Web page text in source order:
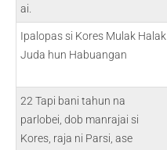
ai.
Ipalopas si Kores Mulak Halak
Juda hun Habuangan
22 Tapi bani tahun na
parlobei, dob manrajai si
Kores, raja ni Parsi, ase